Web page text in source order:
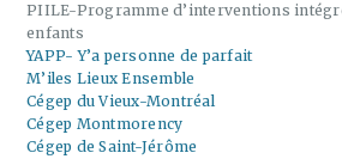
PIILE-Programme d’interventions
enfants
YAPP- Y’a personne de parfait
M’iles Lieux Ensemble
Cégep du Vieux-Montréal
Cégep Montmorency
Cégep de Saint-Jérôme